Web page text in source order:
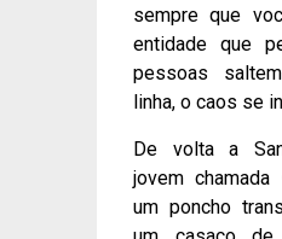
sempre que
entidade que
pessoas
linha, o caos se
De volta a
jovem chamada
um poncho